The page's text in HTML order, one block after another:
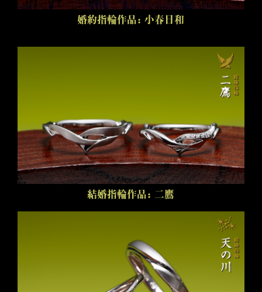
婚約指輪作品：小春日和
結婚指輪作品：二鷹